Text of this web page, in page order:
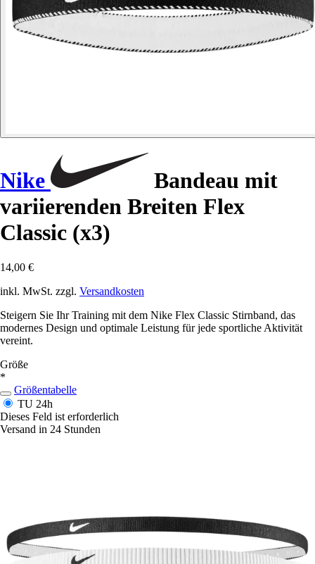
Nike
Bandeau mit
variierenden Breiten Flex
Classic (x3)
14,00 €
inkl. MwSt. zzgl. Versandkosten
Steigern Sie Ihr Training mit dem Nike Flex Classic Stirnband, das
modernes Design und optimale Leistung für jede sportliche Aktivität
vereint.
Größe
*
Größentabelle
TU 24h
Dieses Feld ist erforderlich
Versand in 24 Stunden